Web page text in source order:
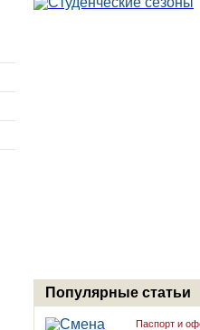
Популярные статьи
Паспорт и